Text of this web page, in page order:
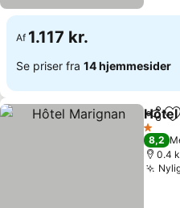
Af 1.117 kr.
Se priser fra 14 hjemmesider
Del
1 Stjerner
8,2
0.4